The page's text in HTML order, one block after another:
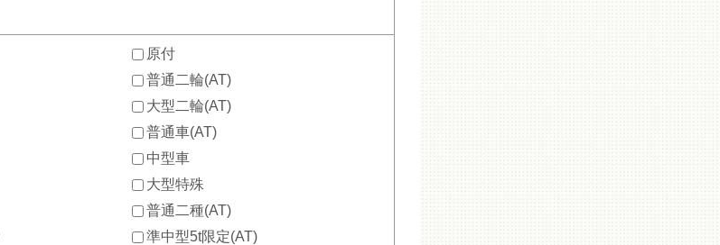
原付
普通二輪(AT)
大型二輪(AT)
普通車(AT)
中型車
大型特殊
普通二種(AT)
準中型5t限定(AT)